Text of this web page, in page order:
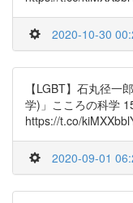
2020-10-30
【LGBT】石丸径一
学)」こころの科学
https://t.co/
2020-09-01